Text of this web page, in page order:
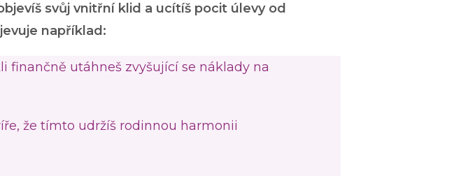
svůj vnitřní klid a ucítíš pocit úlevy od
například:
finančně utáhneš zvyšující se náklady na
že tímto udržíš rodinnou harmonii